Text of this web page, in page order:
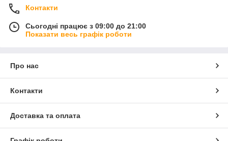
Контакти
Сьогодні працює з 09:00 до 21:00
Показати весь графік роботи
Про нас
Контакти
Доставка та оплата